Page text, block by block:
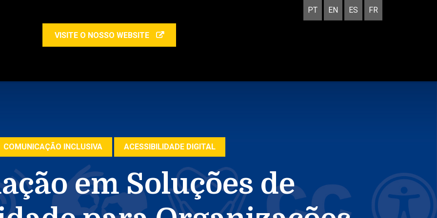
PT EN ES FR
VISITE O NOSSO WEBSITE
COMUNICAÇÃO INCLUSIVA ACESSIBILIDADE DIGITAL
em Soluções de